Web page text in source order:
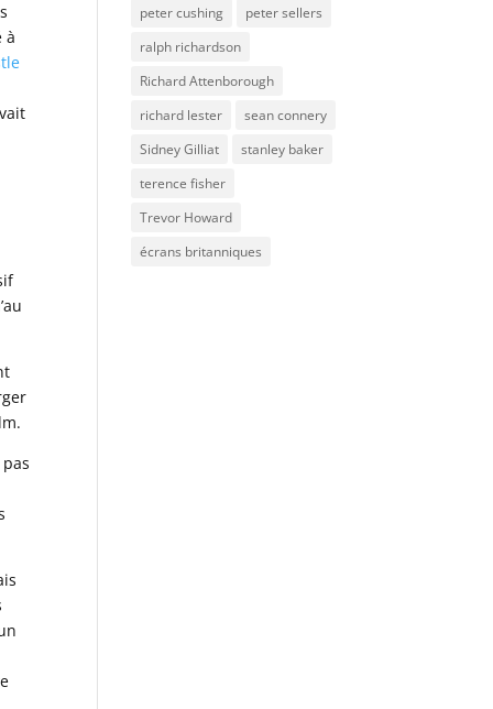
à
peter cushing
peter sellers
ralph richardson
Richard Attenborough
richard lester
sean connery
Sidney Gilliat
stanley baker
terence fisher
Trevor Howard
écrans britanniques